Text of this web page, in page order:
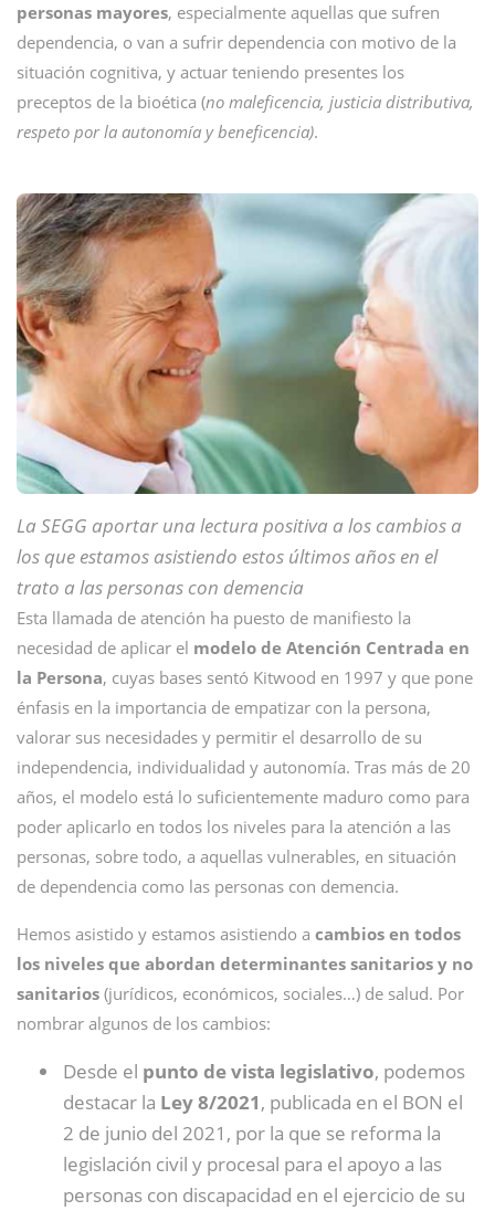
personas mayores, especialmente aquellas que sufren
dependencia, o van a sufrir dependencia con motivo de la
situación cognitiva, y actuar teniendo presentes los
preceptos de la bioética (no maleficencia, justicia distributiva,
respeto por la autonomía y beneficencia).
La SEGG aportar una lectura positiva a los cambios a
los que estamos asistiendo estos últimos años en el
trato a las personas con demencia
Esta llamada de atención ha puesto de manifiesto la
necesidad de aplicar el modelo de Atención Centrada en
la Persona, cuyas bases sentó Kitwood en 1997 y que pone
énfasis en la importancia de empatizar con la persona,
valorar sus necesidades y permitir el desarrollo de su
independencia, individualidad y autonomía. Tras más de 20
años, el modelo está lo suficientemente maduro como para
poder aplicarlo en todos los niveles para la atención a las
personas, sobre todo, a aquellas vulnerables, en situación
de dependencia como las personas con demencia.
Hemos asistido y estamos asistiendo a cambios en todos
los niveles que abordan determinantes sanitarios y no
sanitarios (jurídicos, económicos, sociales…) de salud. Por
nombrar algunos de los cambios:
Desde el punto de vista legislativo, podemos
destacar la Ley 8/2021, publicada en el BON el
2 de junio del 2021, por la que se reforma la
legislación civil y procesal para el apoyo a las
personas con discapacidad en el ejercicio de su